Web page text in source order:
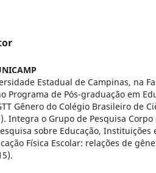
Estadual de Campinas, na
Programa de Pós-graduação em
Gênero do Colégio Brasileiro de
Integra o Grupo de Pesquisa Corpo
sobre Educação, Instituições
Física Escolar: relações de